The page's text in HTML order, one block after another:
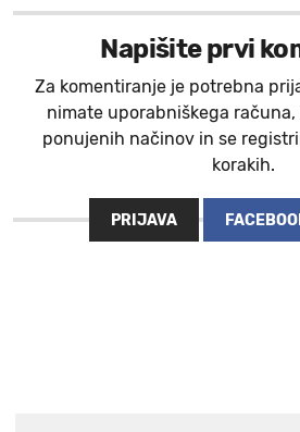
Napišite prvi
Za komentiranje je potrebna
nimate uporabniškega računa,
ponujenih načinov in se
korakih.
PRIJAVA